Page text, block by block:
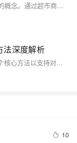
本文介绍了Python中类、对象、成员方法及函数的概念。通过超市商品分类的例子，形象地解释了“类型”的概念，如整型(int)和字符串(str)是两种不同的数据类型。整型对象支持数字求和，字符串对象支持拼接。使用`isinstance`函数可以判断对象是否属于特定类型，例如判断变量是否为整型。此外，还探讨了面向对象编程(OOP)与面向过程编程的区别，并简要介绍了`type`和`help`函数的用法。最后总结指出，不同类型的对象有不同的运算和方法，如字符串有`find`和`index`方法，而整型没有。更多内容可参考文末提供的蓝桥、GitHub和Gitee链接。
深度解析
Java中，Object类作为所有类的超类，提供了多个核心方法以支持对象的基本行为。其中，`toString()`用于对象的字符串表示，重写时应包含关键信息；`equals()`与`hashCode()`需成对重写，确保对象等价判断的一致性；`getClass()`用于运行时类型识别；`clone()`实现对象复制，需区分浅拷贝与深拷贝；`wait()/notify()`支持线程协作。此外，`finalize()`已过时，建议使用更安全的资源管理方式。合理运用这些方法，并遵循最佳实践，可提升代码质量与健壮性。
10